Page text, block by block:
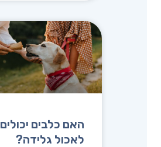
האם כלבים יכולים
לאכול גלידה?